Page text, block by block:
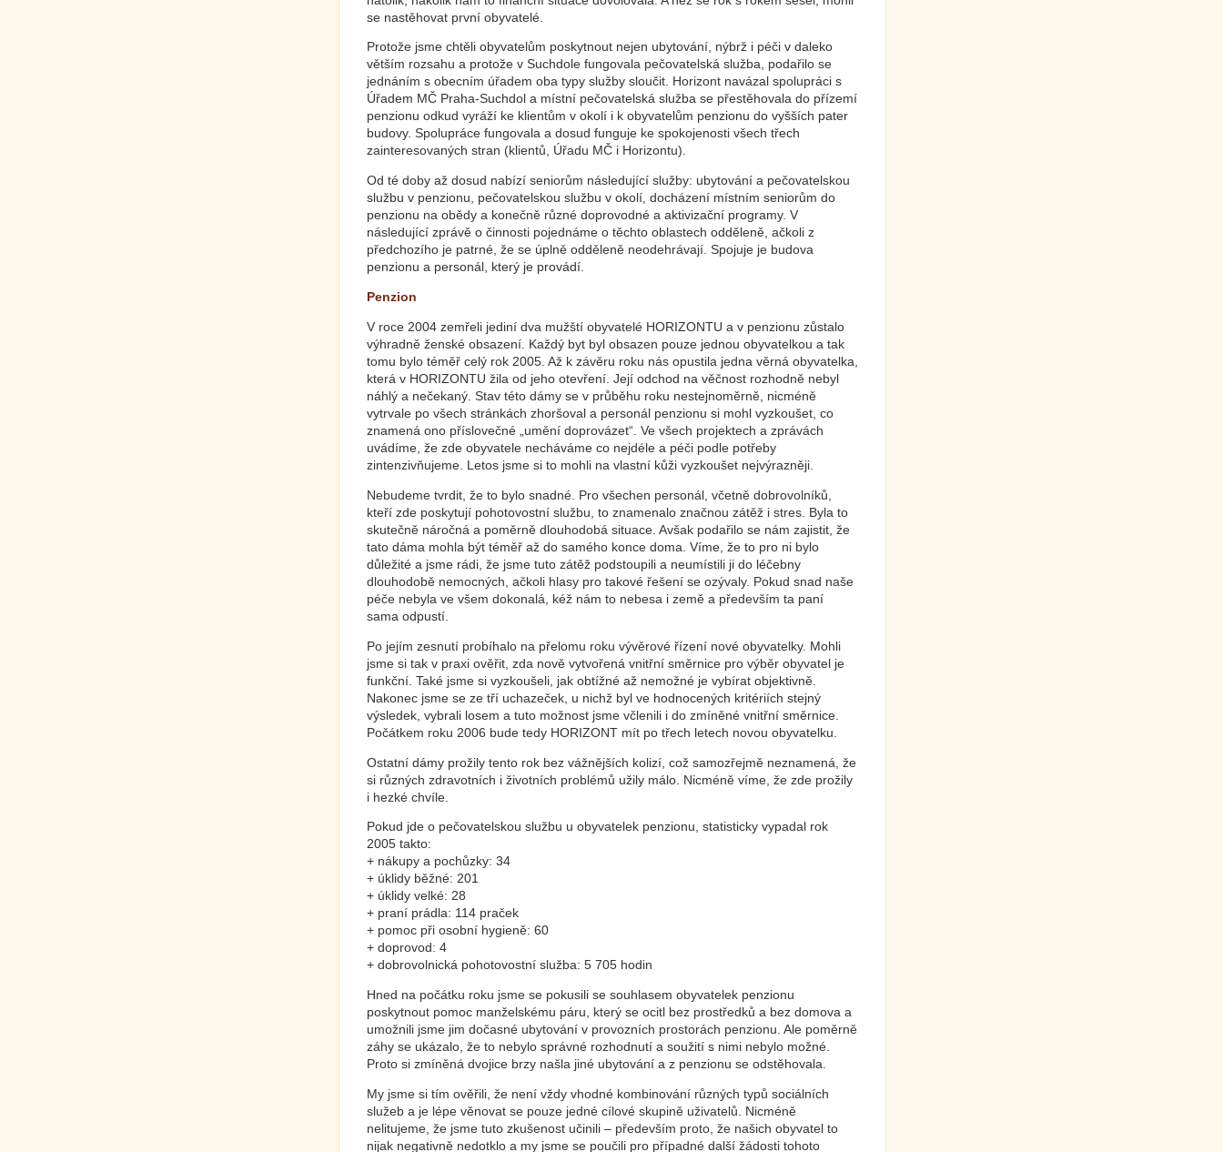
se nastěhovat první obyvatelé.
Protože jsme chtěli obyvatelům poskytnout nejen ubytování, nýbrž i péči v daleko
větším rozsahu a protože v Suchdole fungovala pečovatelská služba, podařilo se
jednáním s obecním úřadem oba typy služby sloučit. Horizont navázal spolupráci s
Úřadem MČ Praha-Suchdol a místní pečovatelská služba se přestěhovala do přízemí
penzionu odkud vyráží ke klientům v okolí i k obyvatelům penzionu do vyšších pater
budovy. Spolupráce fungovala a dosud funguje ke spokojenosti všech třech
zainteresovaných stran (klientů, Úřadu MČ i Horizontu).
Od té doby až dosud nabízí seniorům následující služby: ubytování a pečovatelskou
službu v penzionu, pečovatelskou službu v okolí, docházení místním seniorům do
penzionu na obědy a konečně různé doprovodné a aktivizační programy. V
následující zprávě o činnosti pojednáme o těchto oblastech odděleně, ačkoli z
předchozího je patrné, že se úplně odděleně neodehrávají. Spojuje je budova
penzionu a personál, který je provádí.
Penzion
V roce 2004 zemřeli jediní dva mužští obyvatelé HORIZONTU a v penzionu zůstalo
výhradně ženské obsazení. Každý byt byl obsazen pouze jednou obyvatelkou a tak
tomu bylo téměř celý rok 2005. Až k závěru roku nás opustila jedna věrná obyvatelka,
která v HORIZONTU žila od jeho otevření. Její odchod na věčnost rozhodně nebyl
náhlý a nečekaný. Stav této dámy se v průběhu roku nestejnoměrně, nicméně
vytrvale po všech stránkách zhoršoval a personál penzionu si mohl vyzkoušet, co
znamená ono příslovečné „umění doprovázet“. Ve všech projektech a zprávách
uvádíme, že zde obyvatele necháváme co nejdéle a péči podle potřeby
zintenzivňujeme. Letos jsme si to mohli na vlastní kůži vyzkoušet nejvýrazněji.
Nebudeme tvrdit, že to bylo snadné. Pro všechen personál, včetně dobrovolníků,
kteří zde poskytují pohotovostní službu, to znamenalo značnou zátěž i stres. Byla to
skutečně náročná a poměrně dlouhodobá situace. Avšak podařilo se nám zajistit, že
tato dáma mohla být téměř až do samého konce doma. Víme, že to pro ni bylo
důležité a jsme rádi, že jsme tuto zátěž podstoupili a neumístili ji do léčebny
dlouhodobě nemocných, ačkoli hlasy pro takové řešení se ozývaly. Pokud snad naše
péče nebyla ve všem dokonalá, kéž nám to nebesa i země a především ta paní
sama odpustí.
Po jejím zesnutí probíhalo na přelomu roku vývěrové řízení nové obyvatelky. Mohli
jsme si tak v praxi ověřit, zda nově vytvořená vnitřní směrnice pro výběr obyvatel je
funkční. Také jsme si vyzkoušeli, jak obtížné až nemožné je vybírat objektivně.
Nakonec jsme se ze tří uchazeček, u nichž byl ve hodnocených kritériích stejný
výsledek, vybrali losem a tuto možnost jsme včlenili i do zmíněné vnitřní směrnice.
Počátkem roku 2006 bude tedy HORIZONT mít po třech letech novou obyvatelku.
Ostatní dámy prožily tento rok bez vážnějších kolizí, což samozřejmě neznamená, že
si různých zdravotních i životních problémů užily málo. Nicméně víme, že zde prožily
i hezké chvíle.
Pokud jde o pečovatelskou službu u obyvatelek penzionu, statisticky vypadal rok
2005 takto:
+ nákupy a pochůzky: 34
+ úklidy běžné: 201
+ úklidy velké: 28
+ praní prádla: 114 praček
+ pomoc při osobní hygieně: 60
+ doprovod: 4
+ dobrovolnická pohotovostní služba: 5 705 hodin
Hned na počátku roku jsme se pokusili se souhlasem obyvatelek penzionu
poskytnout pomoc manželskému páru, který se ocitl bez prostředků a bez domova a
umožnili jsme jim dočasné ubytování v provozních prostorách penzionu. Ale poměrně
záhy se ukázalo, že to nebylo správné rozhodnutí a soužití s nimi nebylo možné.
Proto si zmíněná dvojice brzy našla jiné ubytování a z penzionu se odstěhovala.
My jsme si tím ověřili, že není vždy vhodné kombinování různých typů sociálních
služeb a je lépe věnovat se pouze jedné cílové skupině uživatelů. Nicméně
nelitujeme, že jsme tuto zkušenost učinili – především proto, že našich obyvatel to
nijak negativně nedotklo a my jsme se poučili pro případné další žádosti tohoto